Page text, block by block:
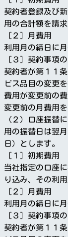
契約者登録及び
用の合計額を請求
［２］月費用
利用月の締日に
［３］契約事項
契約者が第１１
ビス品目の変更
費用が変更前の
変更前の月費用
（２）口座振替
用の振替日は翌
日）とします。
［１］初期費用
当社指定の口座
り込み、その利
［２］月費用
利用月の締日に
［３］契約事項
契約者が第１１